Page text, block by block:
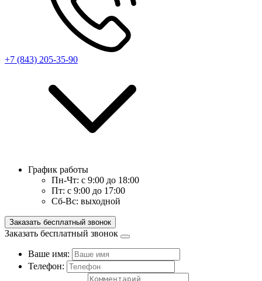
+7 (843) 205-35-90
График работы
Пн-Чт: с 9:00 до 18:00
Пт: с 9:00 до 17:00
Сб-Вс: выходной
Заказать бесплатный звонок
Заказать бесплатный звонок
Ваше имя:
Телефон: